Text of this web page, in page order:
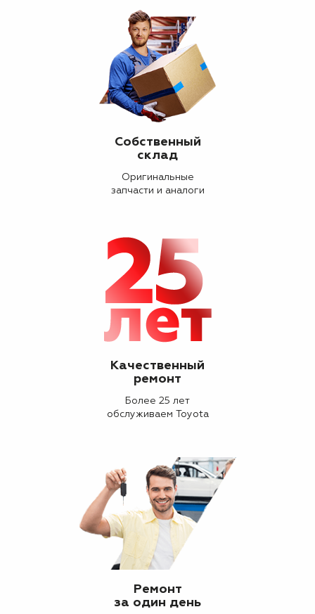
Собственный
склад
Оригинальные
запчасти и аналоги
Качественный
ремонт
Более 25 лет
обслуживаем Toyota
Ремонт
за один день